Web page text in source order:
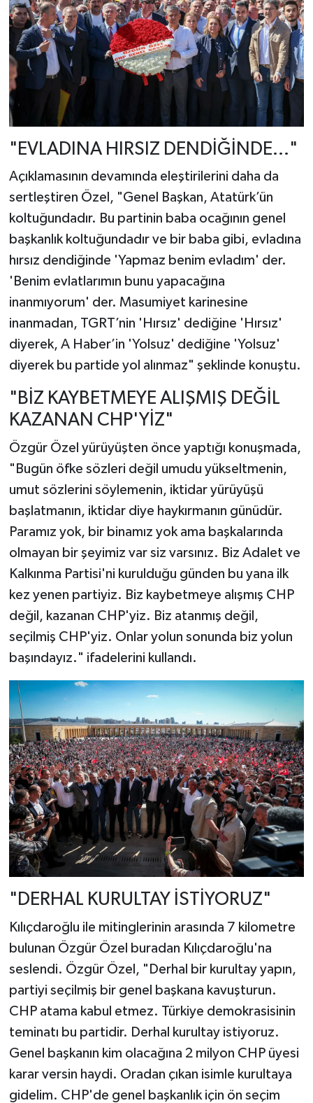
"EVLADINA HIRSIZ DENDİĞİNDE..."
Açıklamasının devamında eleştirilerini daha da
sertleştiren Özel, "Genel Başkan, Atatürk’ün
koltuğundadır. Bu partinin baba ocağının genel
başkanlık koltuğundadır ve bir baba gibi, evladına
hırsız dendiğinde 'Yapmaz benim evladım' der.
'Benim evlatlarımın bunu yapacağına
inanmıyorum' der. Masumiyet karinesine
inanmadan, TGRT’nin 'Hırsız' dediğine 'Hırsız'
diyerek, A Haber’in 'Yolsuz' dediğine 'Yolsuz'
diyerek bu partide yol alınmaz" şeklinde konuştu.
"BİZ KAYBETMEYE ALIŞMIŞ DEĞİL
KAZANAN CHP'YİZ"
Özgür Özel yürüyüşten önce yaptığı konuşmada,
"Bugün öfke sözleri değil umudu yükseltmenin,
umut sözlerini söylemenin, iktidar yürüyüşü
başlatmanın, iktidar diye haykırmanın günüdür.
Paramız yok, bir binamız yok ama başkalarında
olmayan bir şeyimiz var siz varsınız. Biz Adalet ve
Kalkınma Partisi'ni kurulduğu günden bu yana ilk
kez yenen partiyiz. Biz kaybetmeye alışmış CHP
değil, kazanan CHP'yiz. Biz atanmış değil,
seçilmiş CHP'yiz. Onlar yolun sonunda biz yolun
başındayız." ifadelerini kullandı.
"DERHAL KURULTAY İSTİYORUZ"
Kılıçdaroğlu ile mitinglerinin arasında 7 kilometre
bulunan Özgür Özel buradan Kılıçdaroğlu'na
seslendi. Özgür Özel, "Derhal bir kurultay yapın,
partiyi seçilmiş bir genel başkana kavuşturun.
CHP atama kabul etmez. Türkiye demokrasisinin
teminatı bu partidir. Derhal kurultay istiyoruz.
Genel başkanın kim olacağına 2 milyon CHP üyesi
karar versin haydi. Oradan çıkan isimle kurultaya
gidelim. CHP'de genel başkanlık için ön seçim